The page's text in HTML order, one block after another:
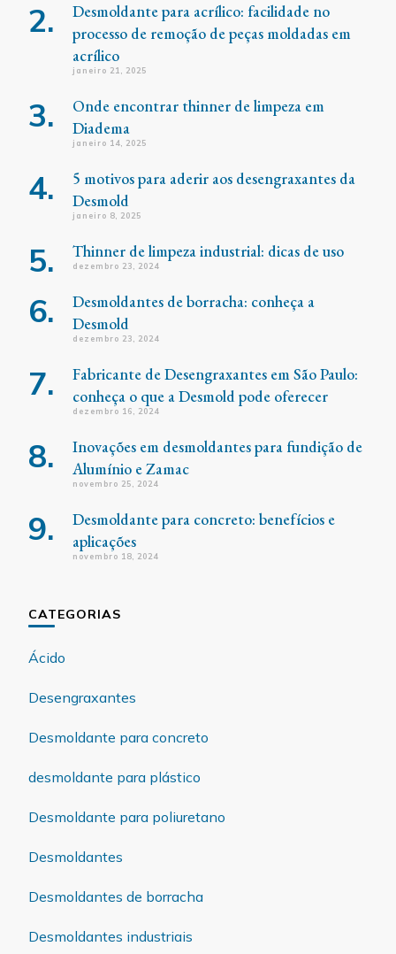
Desmoldante para acrílico: facilidade no
processo de remoção de peças moldadas em
acrílico
janeiro 21, 2025
Onde encontrar thinner de limpeza em
Diadema
janeiro 14, 2025
5 motivos para aderir aos desengraxantes da
Desmold
janeiro 8, 2025
Thinner de limpeza industrial: dicas de uso
dezembro 23, 2024
Desmoldantes de borracha: conheça a
Desmold
dezembro 23, 2024
Fabricante de Desengraxantes em São Paulo:
conheça o que a Desmold pode oferecer
dezembro 16, 2024
Inovações em desmoldantes para fundição de
Alumínio e Zamac
novembro 25, 2024
Desmoldante para concreto: benefícios e
aplicações
novembro 18, 2024
CATEGORIAS
Ácido
Desengraxantes
Desmoldante para concreto
desmoldante para plástico
Desmoldante para poliuretano
Desmoldantes
Desmoldantes de borracha
Desmoldantes industriais